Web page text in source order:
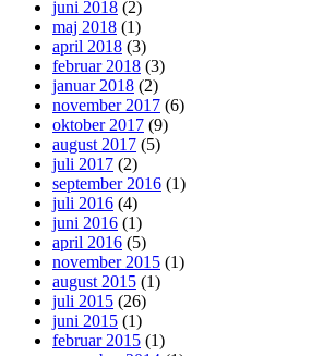
juni 2018 (2)
maj 2018 (1)
april 2018 (3)
februar 2018 (3)
januar 2018 (2)
november 2017 (6)
oktober 2017 (9)
august 2017 (5)
juli 2017 (2)
september 2016 (1)
juli 2016 (4)
juni 2016 (1)
april 2016 (5)
november 2015 (1)
august 2015 (1)
juli 2015 (26)
juni 2015 (1)
februar 2015 (1)